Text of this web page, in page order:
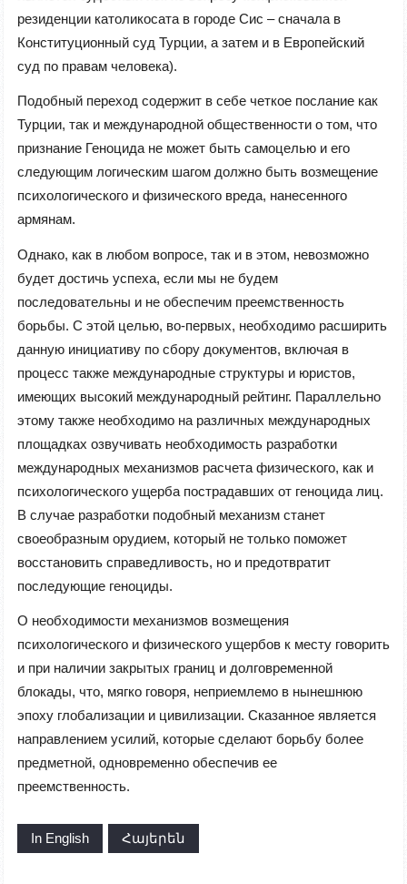
резиденции католикосата в городе Сис – сначала в
Конституционный суд Турции, а затем и в Европейский
суд по правам человека).
Подобный переход содержит в себе четкое послание как
Турции, так и международной общественности о том, что
признание Геноцида не может быть самоцелью и его
следующим логическим шагом должно быть возмещение
психологического и физического вреда, нанесенного
армянам.
Однако, как в любом вопросе, так и в этом, невозможно
будет достичь успеха, если мы не будем
последовательны и не обеспечим преемственность
борьбы. С этой целью, во-первых, необходимо расширить
данную инициативу по сбору документов, включая в
процесс также международные структуры и юристов,
имеющих высокий международный рейтинг. Параллельно
этому также необходимо на различных международных
площадках озвучивать необходимость разработки
международных механизмов расчета физического, как и
психологического ущерба пострадавших от геноцида лиц.
В случае разработки подобный механизм станет
своеобразным орудием, который не только поможет
восстановить справедливость, но и предотвратит
последующие геноциды.
О необходимости механизмов возмещения
психологического и физического ущербов к месту говорить
и при наличии закрытых границ и долговременной
блокады, что, мягко говоря, неприемлемо в нынешнюю
эпоху глобализации и цивилизации. Сказанное является
направлением усилий, которые сделают борьбу более
предметной, одновременно обеспечив ее
преемственность.
In English Հայերեն